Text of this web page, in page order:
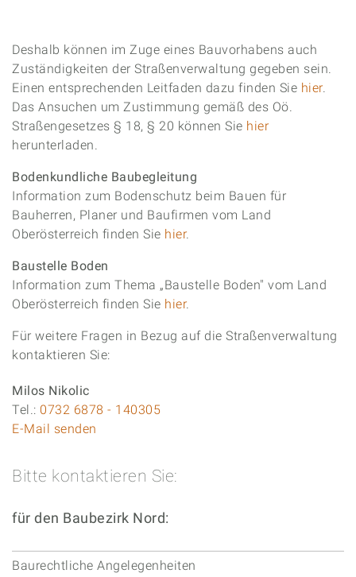
Deshalb können im Zuge eines Bauvorhabens auch
Zuständigkeiten der Straßenverwaltung gegeben sein.
Einen entsprechenden Leitfaden dazu finden Sie hier.
Das Ansuchen um Zustimmung gemäß des Oö.
Straßengesetzes § 18, § 20 können Sie hier
herunterladen.
Bodenkundliche Baubegleitung
Information zum Bodenschutz beim Bauen für
Bauherren, Planer und Baufirmen vom Land
Oberösterreich finden Sie hier.
Baustelle Boden
Information zum Thema „Baustelle Boden" vom Land
Oberösterreich finden Sie hier.
Für weitere Fragen in Bezug auf die Straßenverwaltung
kontaktieren Sie:
Milos Nikolic
Tel.: 0732 6878 - 140305
E-Mail senden
Bitte kontaktieren Sie:
für den Baubezirk Nord:
Baurechtliche Angelegenheiten